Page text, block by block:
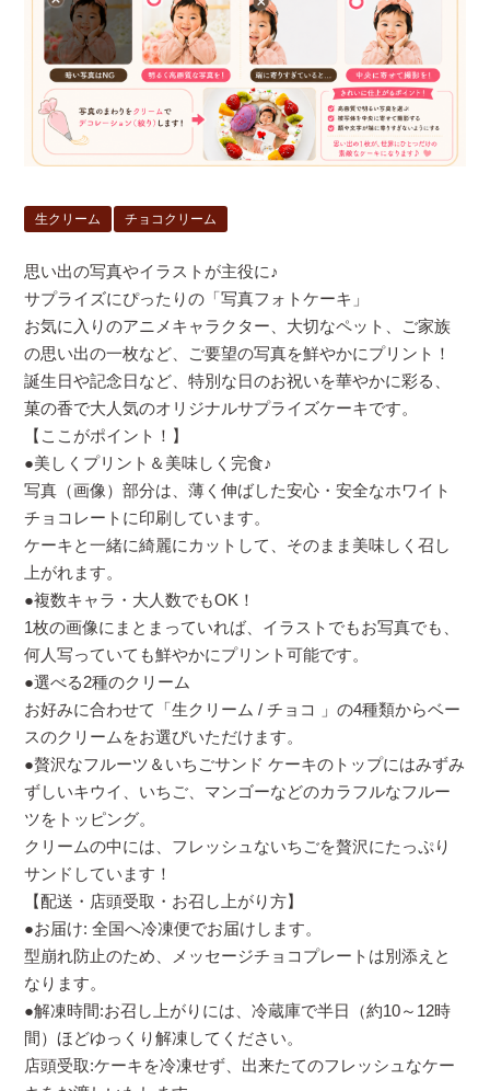
生クリーム チョコクリーム
思い出の写真やイラストが主役に♪
サプライズにぴったりの「写真フォトケーキ」
お気に入りのアニメキャラクター、大切なペット、ご家族
の思い出の一枚など、ご要望の写真を鮮やかにプリント！
誕生日や記念日など、特別な日のお祝いを華やかに彩る、
菓の香で大人気のオリジナルサプライズケーキです。
【ここがポイント！】
●美しくプリント＆美味しく完食♪
写真（画像）部分は、薄く伸ばした安心・安全なホワイト
チョコレートに印刷しています。
ケーキと一緒に綺麗にカットして、そのまま美味しく召し
上がれます。
●複数キャラ・大人数でもOK！
1枚の画像にまとまっていれば、イラストでもお写真でも、
何人写っていても鮮やかにプリント可能です。
●選べる2種のクリーム
お好みに合わせて「生クリーム / チョコ 」の4種類からベー
スのクリームをお選びいただけます。
●贅沢なフルーツ＆いちごサンド ケーキのトップにはみずみ
ずしいキウイ、いちご、マンゴーなどのカラフルなフルー
ツをトッピング。
クリームの中には、フレッシュないちごを贅沢にたっぷり
サンドしています！
【配送・店頭受取・お召し上がり方】
●お届け: 全国へ冷凍便でお届けします。
型崩れ防止のため、メッセージチョコプレートは別添えと
なります。
●解凍時間:お召し上がりには、冷蔵庫で半日（約10～12時
間）ほどゆっくり解凍してください。
店頭受取:ケーキを冷凍せず、出来たてのフレッシュなケー